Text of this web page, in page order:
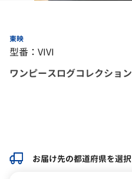
東映
型番：VIVI
ワンピースログコレクション
お届け先の都道府県を選択